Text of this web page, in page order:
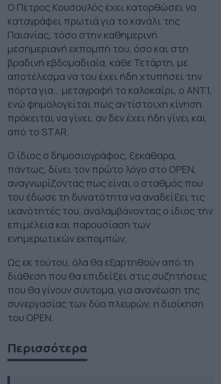
Ο Πέτρος Κουσουλός έχει κατορθώσει να
καταγράφει πρωτιά για το κανάλι της
Παιανίας, τόσο στην καθημερινή
μεσημεριανή εκπομπή του, όσο και στη
βραδινή εβδομαδιαία, κάθε Τετάρτη, με
αποτέλεσμα να του έχει ήδη χτυπήσει την
πόρτα για… μεταγραφή το καλοκαίρι, ο ΑΝΤ1,
ενώ φημολογείται πως αντίστοιχη κίνηση
πρόκειται να γίνει, αν δεν έχει ήδη γίνει και
από το STAR.
Ο ίδιος ο δημοσιογράφος, ξεκάθαρα,
πάντως, δίνει τον πρώτο λόγο στο OPEN,
αναγνωρίζοντας πως είναι ο σταθμός που
του έδωσε τη δυνατότητα να αναδείξει τις
ικανότητές του, αναλαμβάνοντας ο ίδιος την
επιμέλεια και παρουσίαση των
ενημερωτικών εκπομπών.
Ως εκ τούτου, όλα θα εξαρτηθούν από τη
διάθεση που θα επιδείξει στις συζητήσεις
που θα γίνουν σύντομα, για ανανέωση της
συνεργασίας των δύο πλευρών, η διοίκηση
του OPEN.
Περισσότερα